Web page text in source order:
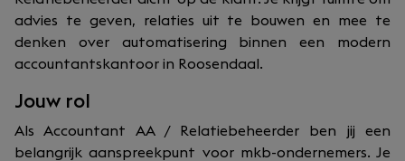
advies te geven, relaties uit te bouwen en mee te
denken over automatisering binnen een modern
accountantskantoor in Roosendaal.
Jouw rol
Als Accountant AA / Relatiebeheerder ben jij een
belangrijk aanspreekpunt voor mkb-ondernemers. Je